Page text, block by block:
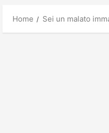
Home Sei un malato